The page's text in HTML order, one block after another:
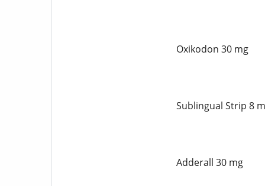
Oxikodon 30 mg
Sublingual Strip 8
Adderall 30 mg